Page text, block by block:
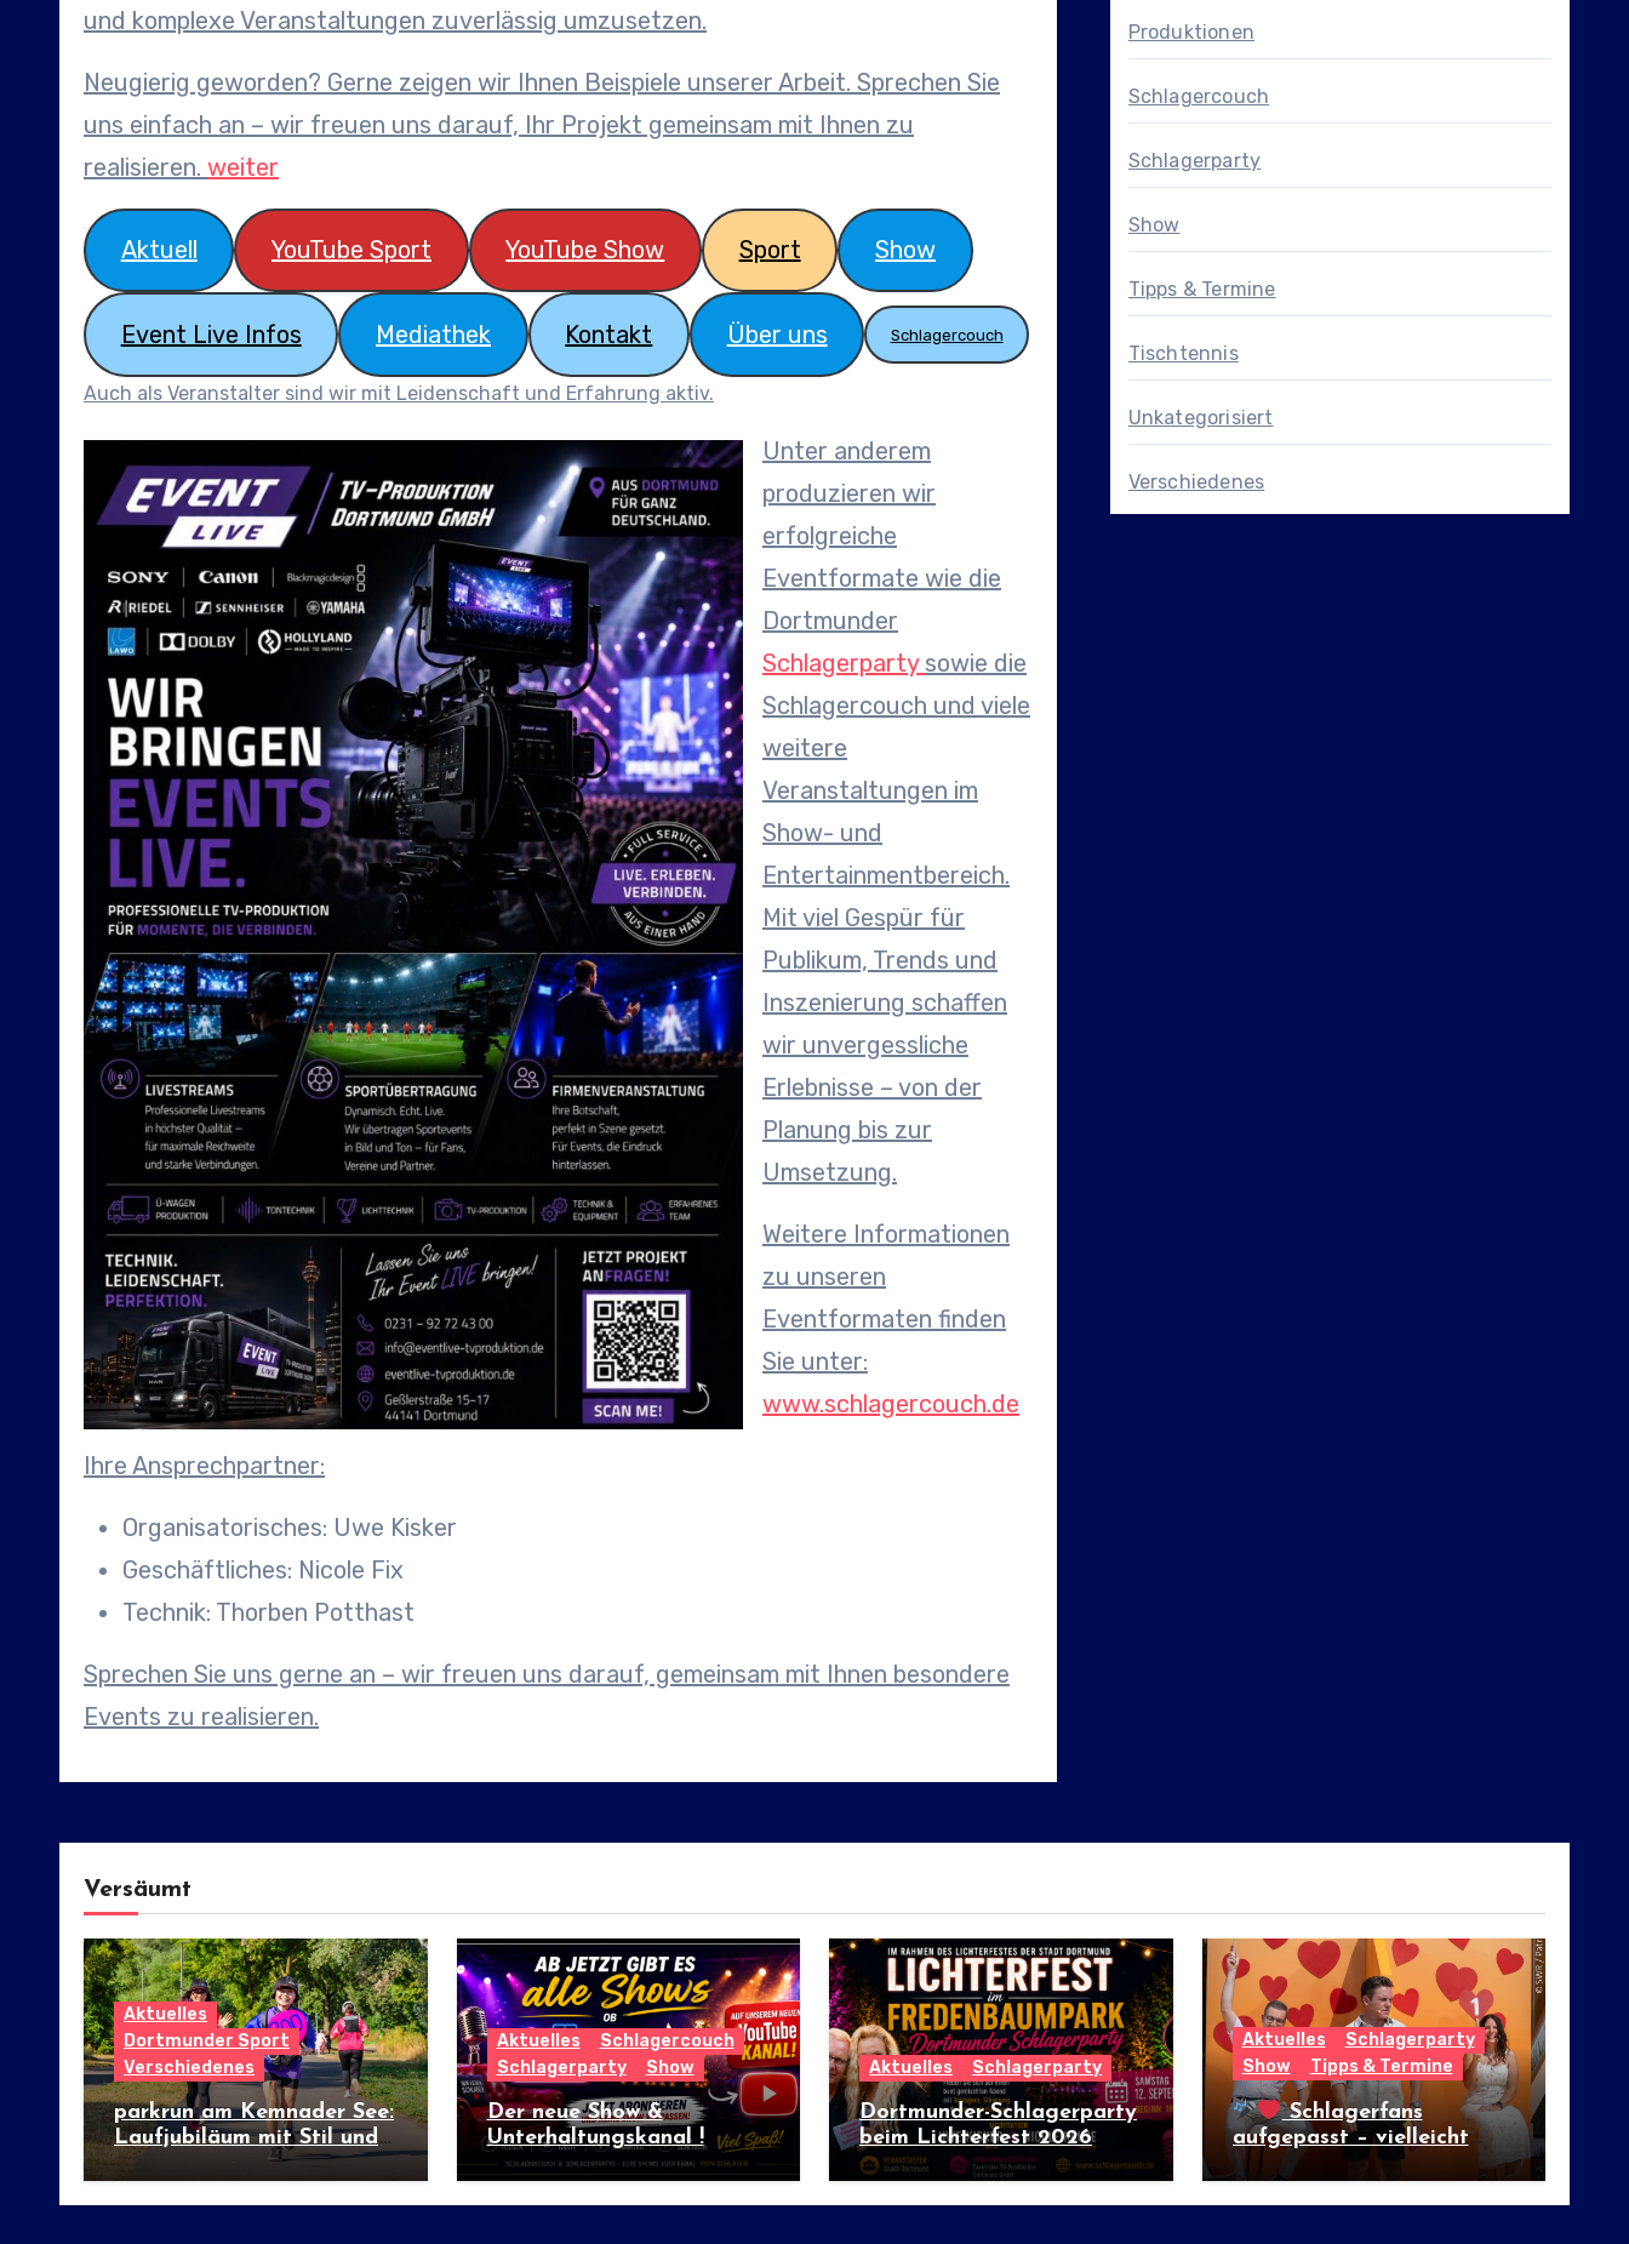
und komplexe Veranstaltungen zuverlässig umzusetzen.
Neugierig geworden? Gerne zeigen wir Ihnen Beispiele unserer Arbeit. Sprechen Sie
uns einfach an – wir freuen uns darauf, Ihr Projekt gemeinsam mit Ihnen zu
realisieren. weiter
Aktuell YouTube Sport YouTube Show Sport Show
Event Live Infos Mediathek Kontakt Über uns Schlagercouch
Auch als Veranstalter sind wir mit Leidenschaft und Erfahrung aktiv.
Unter anderem
produzieren wir
erfolgreiche
Eventformate wie die
Dortmunder
Schlagerparty sowie die
Schlagercouch und viele
weitere
Veranstaltungen im
Show- und
Entertainmentbereich.
Mit viel Gespür für
Publikum, Trends und
Inszenierung schaffen
wir unvergessliche
Erlebnisse – von der
Planung bis zur
Umsetzung.
Weitere Informationen
zu unseren
Eventformaten finden
Sie unter:
www.schlagercouch.de
Ihre Ansprechpartner:
Organisatorisches: Uwe Kisker
Geschäftliches: Nicole Fix
Technik: Thorben Potthast
Sprechen Sie uns gerne an – wir freuen uns darauf, gemeinsam mit Ihnen besondere
Events zu realisieren.
Produktionen
Schlagercouch
Schlagerparty
Show
Tipps & Termine
Tischtennis
Unkategorisiert
Verschiedenes
Versäumt
Aktuelles
Dortmunder Sport
Verschiedenes
parkrun am Kemnader See:
Laufjubiläum mit Stil und
internationalem Flair
Aktuelles
Schlagercouch
Schlagerparty
Show
Der neue Show &
Unterhaltungskanal !
Aktuelles Schlagerparty
Dortmunder-Schlagerparty
beim Lichterfest 2026
Aktuelles
Schlagerparty
Show
Tipps & Termine
Schlagerfans
aufgepasst – vielleicht
wartet hier das große